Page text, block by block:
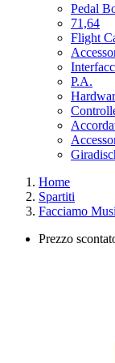
Pedal
71,64
Flight
P.A.
Home
Spartiti
Facciamo
Prezzo